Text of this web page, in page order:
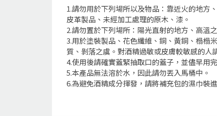
1.請勿用於下列場所以及物品：靠近火的地方
皮革製品、未經加工處理的原木、漆。
2.請勿置於下列場所：陽光直射的地方、高溫
3.用於塗裝製品、花色纖維、銅、黃銅、榻榻
質、剝落之虞。對酒精過敏或皮膚較敏感的人
4.使用後請確實蓋緊抽取口的蓋子，並儘早用完
5.本產品無法溶於水，因此請勿丟入馬桶中。
6.為避免酒精成分揮發，請將補充包的濕巾裝